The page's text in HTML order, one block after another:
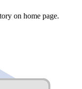
on home page.